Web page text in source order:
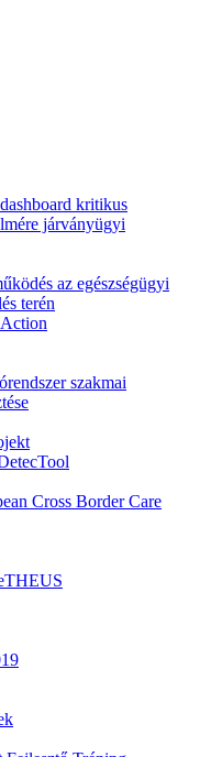
kritikus
járványügyi
az egészségügyi
terén
szakmai
Cross Border Care